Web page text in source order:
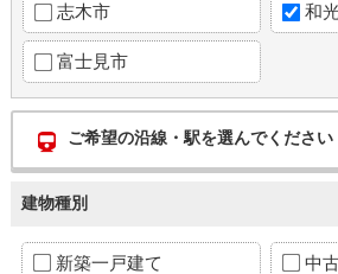
志木市 和
富士見市
ご希望の沿線・駅を選んでください
建物種別
新築一戸建て 中